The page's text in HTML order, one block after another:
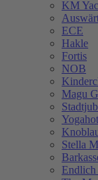
KM
ECE
Hakle
Fortis
NOB
Magu
Stella
Endlich